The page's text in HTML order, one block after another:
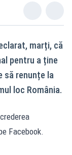
marți, că
pentru a ține
să renunțe la
loc România.
Facebook.